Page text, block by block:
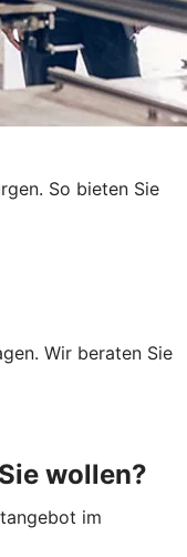
So bieten Sie
Wir beraten Sie
wollen?
im